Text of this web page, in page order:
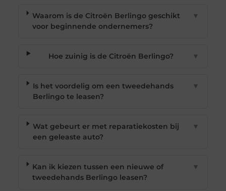
Waarom is de Citroën Berlingo geschikt
voor beginnende ondernemers?
▼
Hoe zuinig is de Citroën Berlingo? ▼
Is het voordelig om een tweedehands
Berlingo te leasen?
▼
Wat gebeurt er met reparatiekosten bij
een geleaste auto?
▼
Kan ik kiezen tussen een nieuwe of
tweedehands Berlingo leasen?
▼